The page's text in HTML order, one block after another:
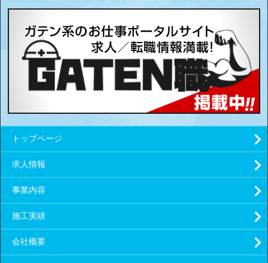
トップページ
求人情報
事業内容
施工実績
会社概要